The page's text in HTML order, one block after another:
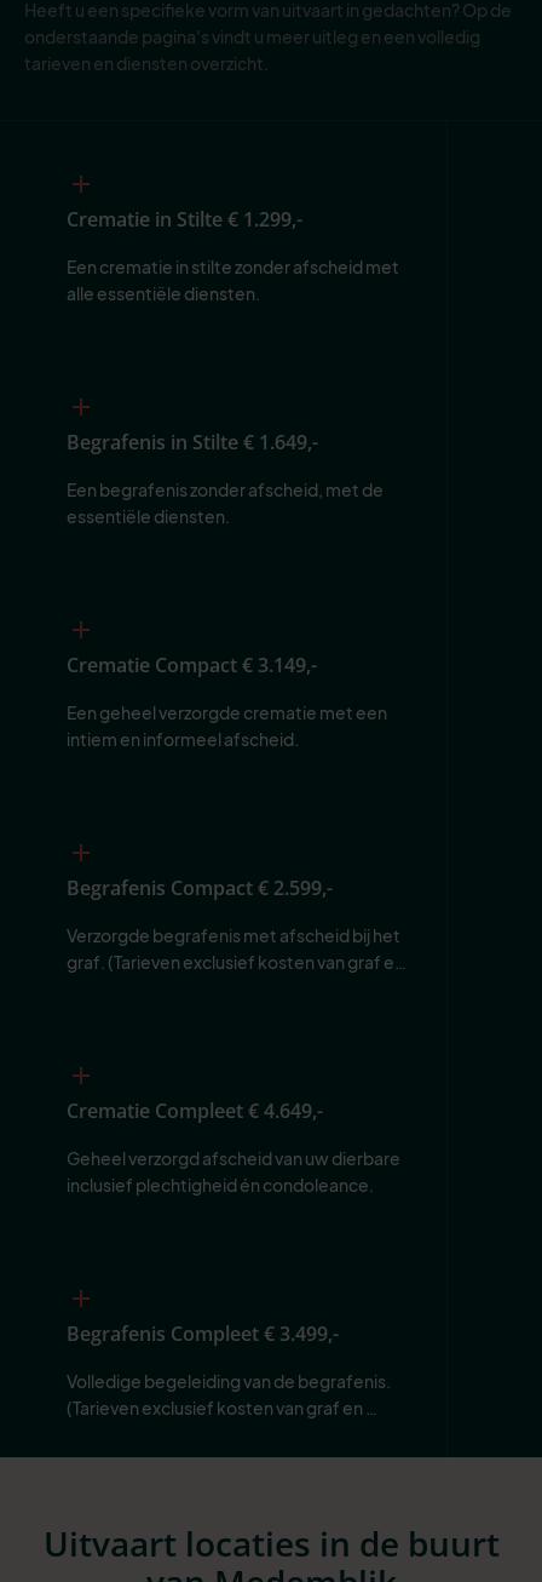
Heeft u een specifieke vorm van uitvaart in gedachten? Op de
onderstaande pagina's vindt u meer uitleg en een volledig
tarieven en diensten overzicht.
Crematie in Stilte€ 1.299,-
Een crematie in stilte zonder afscheid met
alle essentiële diensten.
Begrafenis in Stilte€ 1.649,-
Een begrafenis zonder afscheid, met de
essentiële diensten.
Crematie Compact€ 3.149,-
Een geheel verzorgde crematie met een
intiem en informeel afscheid.
Begrafenis Compact€ 2.599,-
Verzorgde begrafenis met afscheid bij het
graf. (Tarieven exclusief kosten van graf en
Crematie Compleet€ 4.649,-
Geheel verzorgd afscheid van uw dierbare
inclusief plechtigheid én condoleance.
Begrafenis Compleet€ 3.499,-
Volledige begeleiding van de begrafenis.
(Tarieven exclusief kosten van graf en
Uitvaart locaties in de buurt